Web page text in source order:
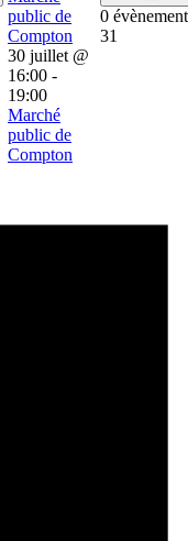
public de
Compton
30 juillet @
16:00 -
19:00
Marché
public de
Compton
0
31